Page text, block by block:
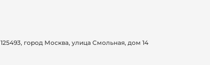
125493, город Москва, улица Смольная, дом 14